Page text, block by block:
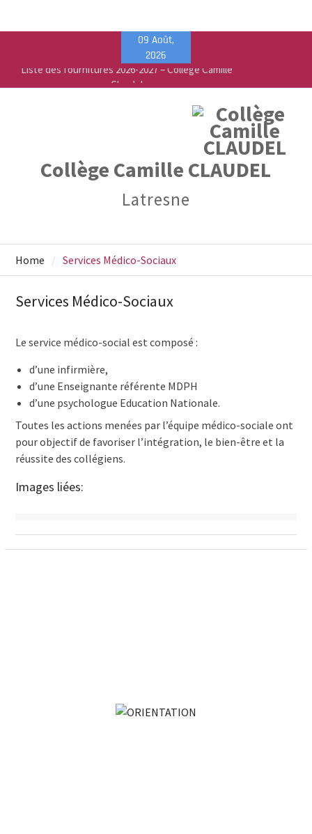
content
09 Août,
2026
Liste des fournitures 2026-2027 – Collège Camille
Claudel
Vente de fournitures scolaires – PEEP & Bureau
Calendrier de rentrée pour les élèves – Année
Collège Camille CLAUDEL
Latresne
Home Services Médico-Sociaux
Services Médico-Sociaux
Le service médico-social est composé :
d’une infirmière,
d’une Enseignante référente MDPH
d’une psychologue Education Nationale.
Toutes les actions menées par l’équipe médico-sociale ont
pour objectif de favoriser l’intégration, le bien-être et la
réussite des collégiens.
Images liées: